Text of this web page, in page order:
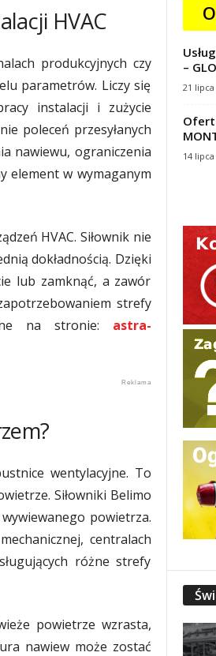
HVAC
produkcyjnych czy
parametrów. Liczy się
instalacji i zużycie
poleceń przesyłanych
nawiewu, ograniczenia
element w wymaganym
HVAC. Siłownik nie
dokładnością. Dzięki
lub zamknąć, a zawór
strefy
na stronie:
astra-
wentylacyjne. To
Siłowniki Belimo
powietrza.
centralach
różne strefy
powietrze wzrasta,
nawiew może zostać
–
21 lipca
14 lipca